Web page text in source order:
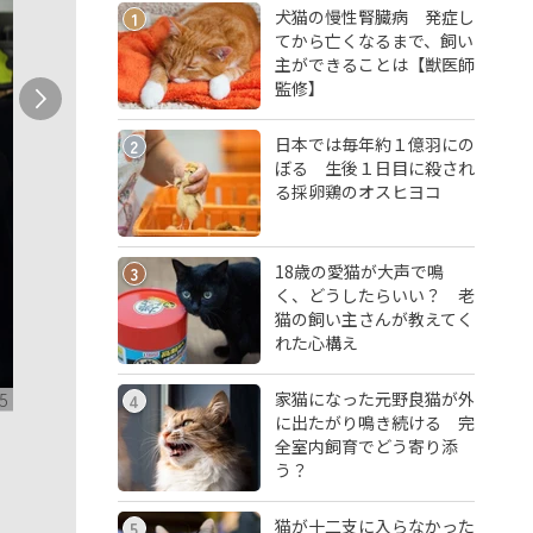
5
1
犬猫の慢性腎臓病 発症し
てから亡くなるまで、飼い
主ができることは【獣医師
監修】
2
日本では毎年約１億羽にの
ぼる 生後１日目に殺され
る採卵鶏のオスヒヨコ
3
18歳の愛猫が大声で鳴
く、どうしたらいい？ 老
猫の飼い主さんが教えてく
れた心構え
4
家猫になった元野良猫が外
に出たがり鳴き続ける 完
全室内飼育でどう寄り添
う？
5 猫が十二支に入らなかった